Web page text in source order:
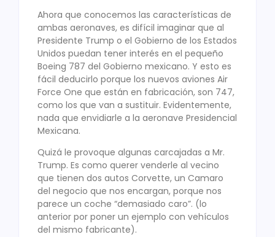
Ahora que conocemos las características de
ambas aeronaves, es difícil imaginar que al
Presidente Trump o el Gobierno de los Estados
Unidos puedan tener interés en el pequeño
Boeing 787 del Gobierno mexicano. Y esto es
fácil deducirlo porque los nuevos aviones Air
Force One que están en fabricación, son 747,
como los que van a sustituir. Evidentemente,
nada que envidiarle a la aeronave Presidencial
Mexicana.
Quizá le provoque algunas carcajadas a Mr.
Trump. Es como querer venderle al vecino
que tienen dos autos Corvette, un Camaro
del negocio que nos encargan, porque nos
parece un coche “demasiado caro”. (lo
anterior por poner un ejemplo con vehículos
del mismo fabricante).